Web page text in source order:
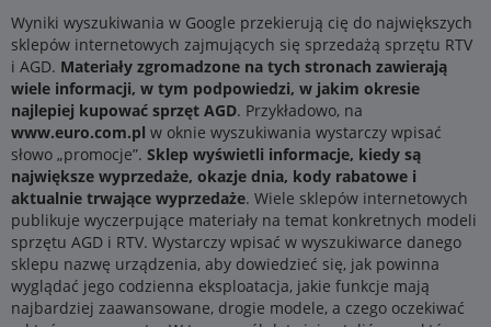
Wyniki wyszukiwania w Google przekierują cię do największych
sklepów internetowych zajmujących się sprzedażą sprzętu RTV
i AGD. Materiały zgromadzone na tych stronach zawierają
wiele informacji, w tym podpowiedzi, w jakim okresie
najlepiej kupować sprzęt AGD. Przykładowo, na
www.euro.com.pl w oknie wyszukiwania wystarczy wpisać
słowo „promocje”. Sklep wyświetli informacje, kiedy są
największe wyprzedaże, okazje dnia, kody rabatowe i
aktualnie trwające wyprzedaże. Wiele sklepów internetowych
publikuje wyczerpujące materiały na temat konkretnych modeli
sprzętu AGD i RTV. Wystarczy wpisać w wyszukiwarce danego
sklepu nazwę urządzenia, aby dowiedzieć się, jak powinna
wyglądać jego codzienna eksploatacja, jakie funkcje mają
najbardziej zaawansowane, drogie modele, a czego oczekiwać